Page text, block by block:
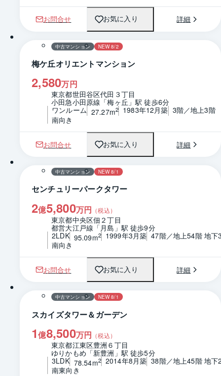
お問合せ お気に入り 詳細
1 / 0 間取り
中古マンション NEW 8/2
梅ケ丘オリエントマンション
2,580万円
東京都世田谷区代田３丁目
小田急小田原線「梅ヶ丘」駅 徒歩6分
ワンルーム 27.27m2 1983年12月築 3階／地上3階
南向き
お問合せ お気に入り 詳細
1 / 0 間取り
中古マンション NEW 8/1
センチュリーパークタワー
2億5,800万円 （税込）
東京都中央区佃２丁目
都営大江戸線「月島」駅 徒歩9分
2LDK 95.09m2 1999年3月築 47階／地上54階 地下
南向き
お問合せ お気に入り 詳細
1 / 0 間取り
中古マンション NEW 8/1
スカイズタワー＆ガーデン
1億8,500万円 （税込）
東京都江東区豊洲６丁目
ゆりかもめ「新豊洲」駅 徒歩5分
3LDK 78.54m2 2014年8月築 38階／地上45階 地下
南東向き